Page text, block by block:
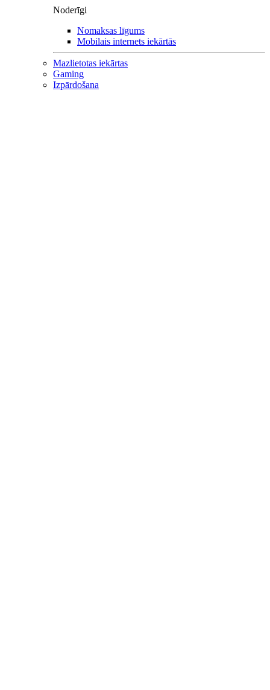
Noderīgi
Nomaksas līgums
Mobilais internets iekārtās
Mazlietotas iekārtas
Gaming
Izpārdošana